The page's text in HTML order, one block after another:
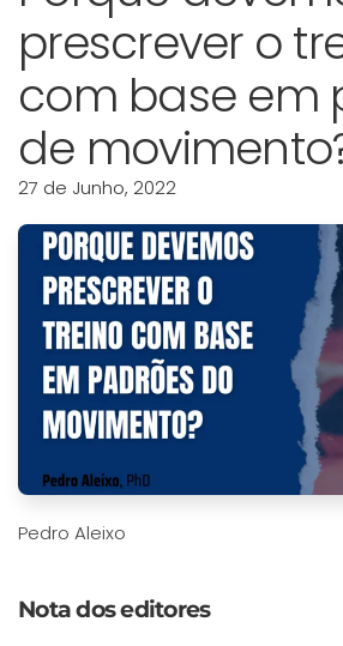
prescrever o
com base em
de
27 de Junho, 2022
Pedro Aleixo
Nota dos editores